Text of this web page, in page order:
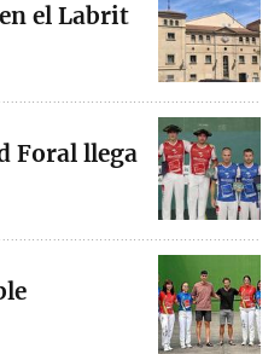
el Labrit
Foral llega